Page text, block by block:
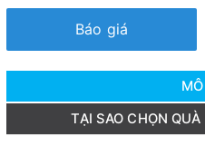
Báo giá
TẠI SAO CHỌN